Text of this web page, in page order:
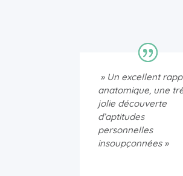
» Un excellent
anatomique, une
jolie découverte
d’aptitudes
personnelles
insoupçonnées »